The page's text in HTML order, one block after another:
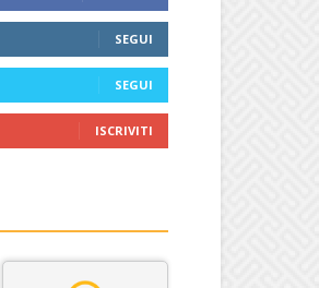
SEGUI
SEGUI
ISCRIVITI